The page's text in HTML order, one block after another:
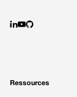
Ressources